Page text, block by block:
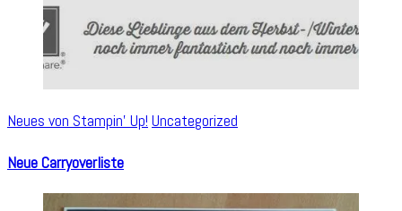
Neues von Stampin' Up! Uncategorized
Neue Carryoverliste